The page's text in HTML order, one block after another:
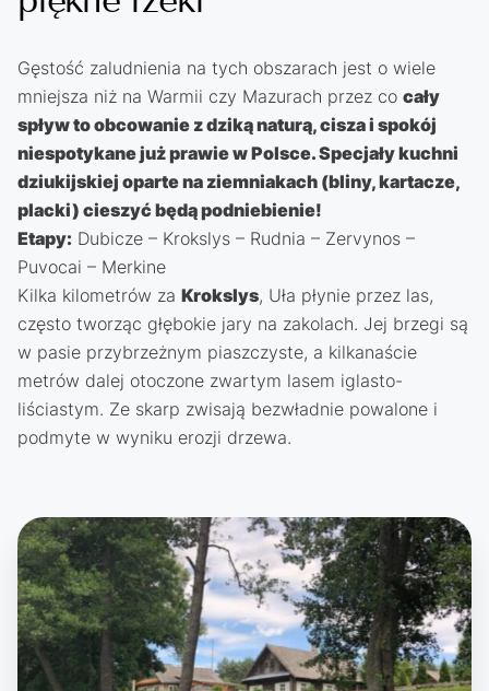
Gęstość zaludnienia na tych obszarach jest o wiele
mniejsza niż na Warmii czy Mazurach przez co cały
spływ to obcowanie z dziką naturą, cisza i spokój
niespotykane już prawie w Polsce. Specjały kuchni
dziukijskiej oparte na ziemniakach (bliny, kartacze,
placki) cieszyć będą podniebienie!
Etapy: Dubicze – Krokslys – Rudnia – Zervynos –
Puvocai – Merkine
Kilka kilometrów za Krokslys, Uła płynie przez las,
często tworząc głębokie jary na zakolach. Jej brzegi są
w pasie przybrzeżnym piaszczyste, a kilkanaście
metrów dalej otoczone zwartym lasem iglasto-
liściastym. Ze skarp zwisają bezwładnie powalone i
podmyte w wyniku erozji drzewa.